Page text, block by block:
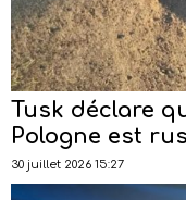
Tusk déclare
Pologne est
30 juillet 2026 15:27